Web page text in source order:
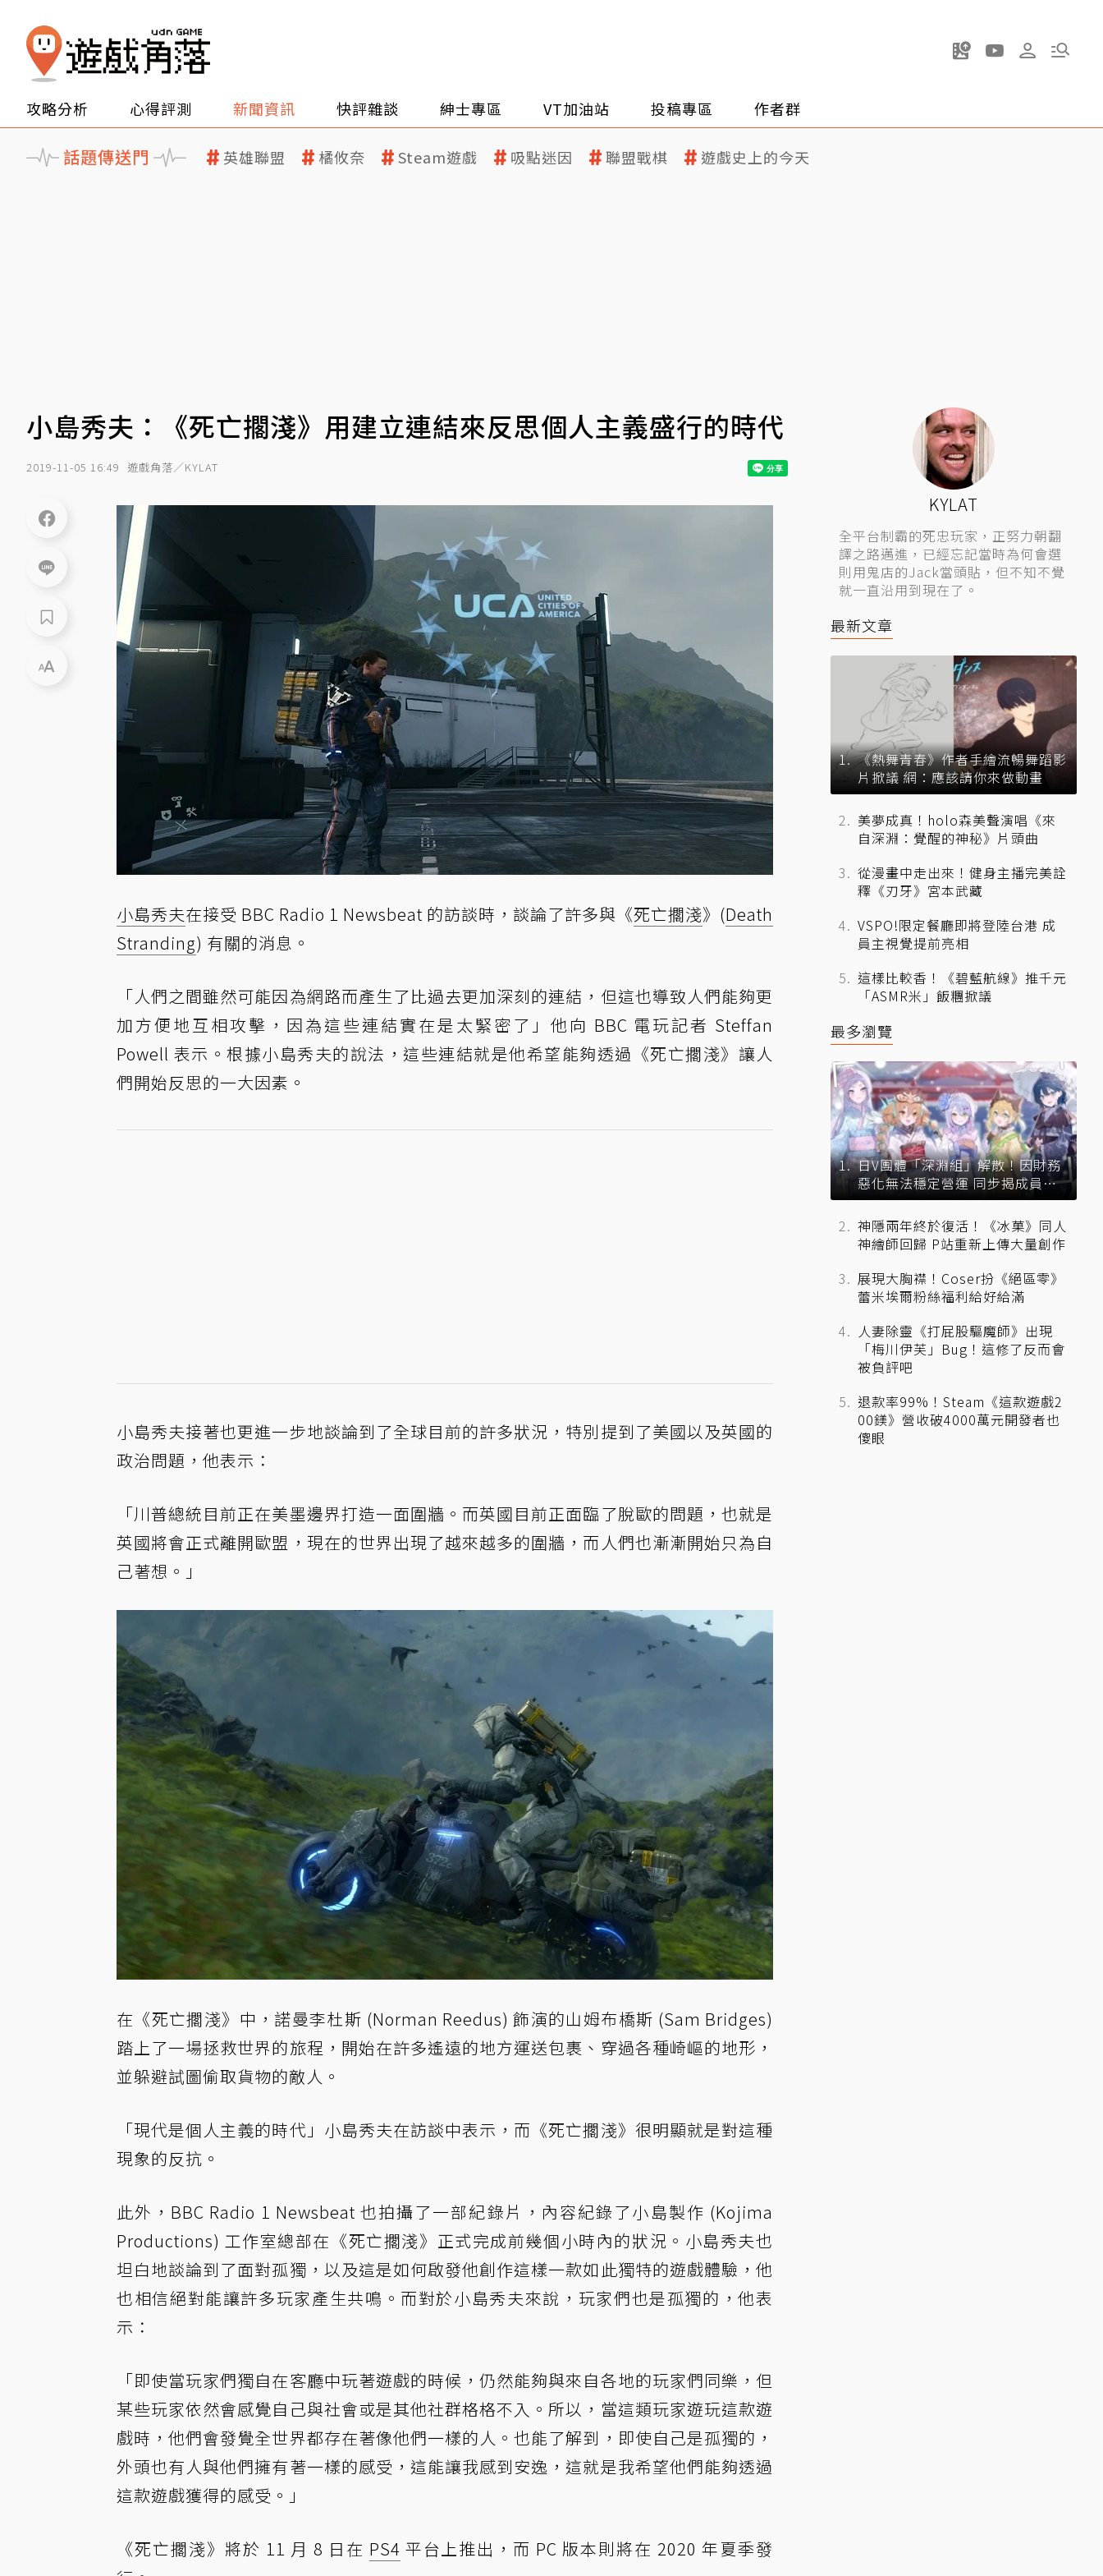
攻略分析 心得評測 新聞資訊 快評雜談 紳士專區 VT加油站 投稿專區 作者群
話題傳送門 英雄聯盟 橘攸奈 Steam遊戲 吸點迷因 聯盟戰棋 遊戲史上的今天
小島秀夫：《死亡擱淺》用建立連結來反思個人主義盛行的時代
2019-11-05 16:49 遊戲角落／KYLAT
小島秀夫在接受 BBC Radio 1 Newsbeat 的訪談時，談論了許多與《死亡擱淺》(Death
Stranding) 有關的消息。
「人們之間雖然可能因為網路而產生了比過去更加深刻的連結，但這也導致人們能夠更
加方便地互相攻擊，因為這些連結實在是太緊密了」他向 BBC 電玩記者 Steffan
Powell 表示。根據小島秀夫的說法，這些連結就是他希望能夠透過《死亡擱淺》讓人
們開始反思的一大因素。
小島秀夫接著也更進一步地談論到了全球目前的許多狀況，特別提到了美國以及英國的
政治問題，他表示：
「川普總統目前正在美墨邊界打造一面圍牆。而英國目前正面臨了脫歐的問題，也就是
英國將會正式離開歐盟，現在的世界出現了越來越多的圍牆，而人們也漸漸開始只為自
己著想。」
在《死亡擱淺》中，諾曼李杜斯 (Norman Reedus) 飾演的山姆布橋斯 (Sam Bridges)
踏上了一場拯救世界的旅程，開始在許多遙遠的地方運送包裹、穿過各種崎嶇的地形，
並躲避試圖偷取貨物的敵人。
「現代是個人主義的時代」小島秀夫在訪談中表示，而《死亡擱淺》很明顯就是對這種
現象的反抗。
此外，BBC Radio 1 Newsbeat 也拍攝了一部紀錄片，內容紀錄了小島製作 (Kojima
Productions) 工作室總部在《死亡擱淺》正式完成前幾個小時內的狀況。小島秀夫也
坦白地談論到了面對孤獨，以及這是如何啟發他創作這樣一款如此獨特的遊戲體驗，他
也相信絕對能讓許多玩家產生共鳴。而對於小島秀夫來說，玩家們也是孤獨的，他表
示：
「即使當玩家們獨自在客廳中玩著遊戲的時候，仍然能夠與來自各地的玩家們同樂，但
某些玩家依然會感覺自己與社會或是其他社群格格不入。所以，當這類玩家遊玩這款遊
戲時，他們會發覺全世界都存在著像他們一樣的人。也能了解到，即使自己是孤獨的，
外頭也有人與他們擁有著一樣的感受，這能讓我感到安逸，這就是我希望他們能夠透過
這款遊戲獲得的感受。」
《死亡擱淺》將於 11 月 8 日在 PS4 平台上推出，而 PC 版本則將在 2020 年夏季發
KYLAT
全平台制霸的死忠玩家，正努力朝翻
譯之路邁進，已經忘記當時為何會選
則用鬼店的Jack當頭貼，但不知不覺
就一直沿用到現在了。
最新文章
《熱舞青春》作者手繪流暢舞蹈影
片掀議 網：應該請你來做動畫
美夢成真！holo森美聲演唱《來
自深淵：覺醒的神秘》片頭曲
從漫畫中走出來！健身主播完美詮
釋《刃牙》宮本武藏
VSPO!限定餐廳即將登陸台港 成
員主視覺提前亮相
這樣比較香！《碧藍航線》推千元
「ASMR米」飯糰掀議
最多瀏覽
日V團體「深淵組」解散！因財務
惡化無法穩定營運 同步揭成員未
來去向
神隱兩年終於復活！《冰菓》同人
神繪師回歸 P站重新上傳大量創作
展現大胸襟！Coser扮《絕區零》
蕾米埃爾粉絲福利給好給滿
人妻除靈《打屁股驅魔師》出現
「梅川伊芙」Bug！這修了反而會
被負評吧
退款率99%！Steam《這款遊戲2
00鎂》營收破4000萬元開發者也
傻眼